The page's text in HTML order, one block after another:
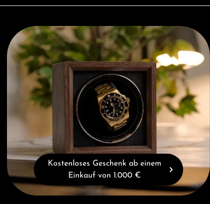
Kostenloses Geschenk ab einem Einkauf von 1.000 €
Kostenloses Geschenk ab einem
Einkauf von 1.000 €